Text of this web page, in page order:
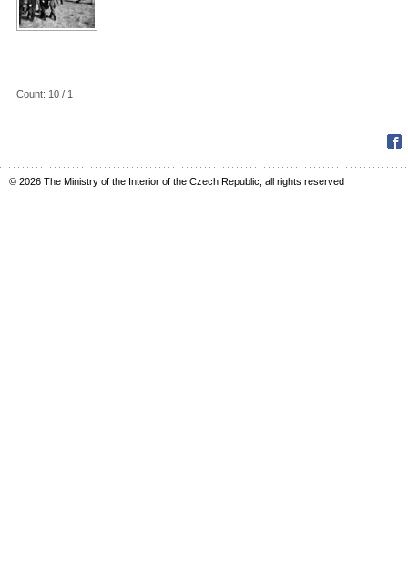
Count: 10 / 1
© 2026 The Ministry of the Interior of the Czech Republic, all rights reserved